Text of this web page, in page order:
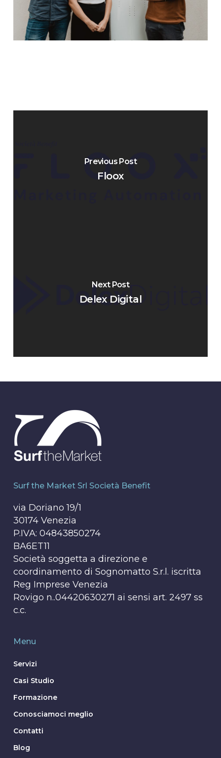
Previous Post
Floox
Next Post
Delex Digital
Surf the Market Srl Società Benefit
via Doriano 19/1
30174 Venezia
P.IVA: 04843850274
BA6ET11
Società soggetta a direzione e
coordinamento di Sognomatto S.r.l. iscritta
Reg Imprese Venezia
Rovigo n..04420630271 ai sensi art. 2497 ss
c.c.
Menu
Servizi
Casi Studio
Formazione
Conosciamoci meglio
Contatti
Blog